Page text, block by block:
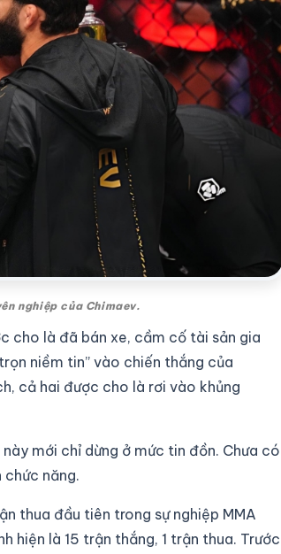
nghiệp của Chimaev.
cho là đã bán xe, cầm cố tài sản gia
niềm tin” vào chiến thắng của
cả hai được cho là rơi vào khủng
mới chỉ dừng ở mức tin đồn. Chưa có
năng.
thua đầu tiên trong sự nghiệp MMA
hiện là 15 trận thắng, 1 trận thua. Trước